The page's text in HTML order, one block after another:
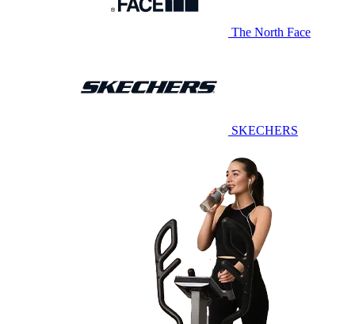
The North Face
SKECHERS